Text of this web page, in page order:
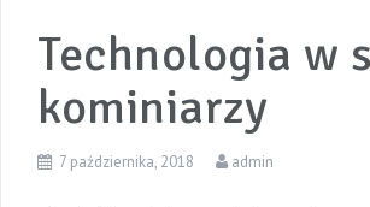
Technologia w
kominiarzy
7 października, 2018 admin